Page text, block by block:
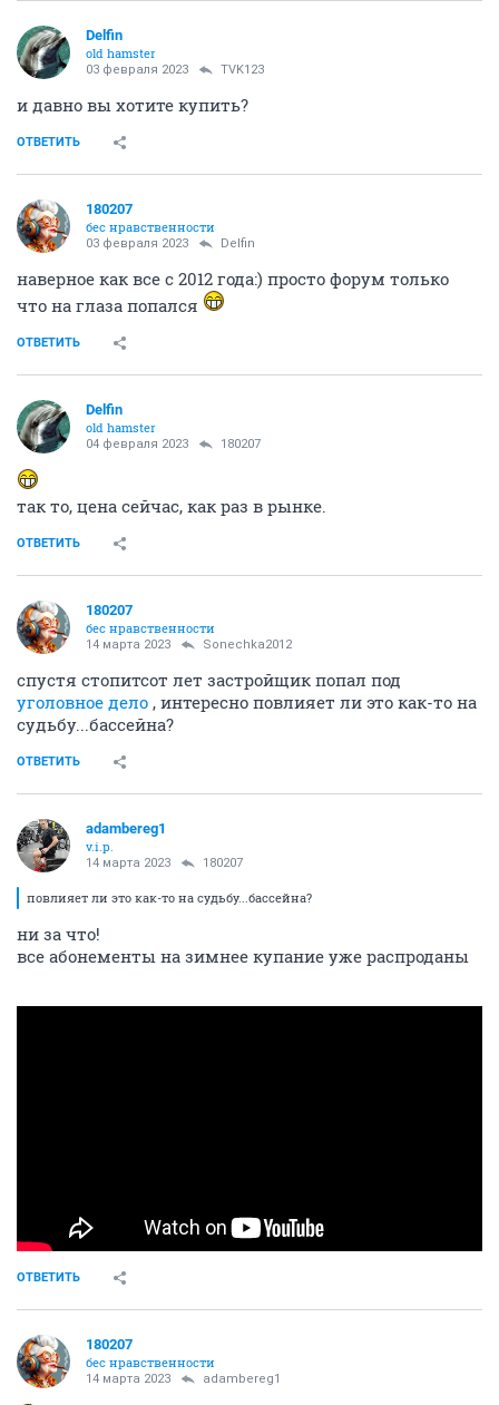
Delfin
old hamster
03 февраля 2023 TVK123
и давно вы хотите купить?
ОТВЕТИТЬ
180207
бес нравственности
03 февраля 2023 Delfin
наверное как все с 2012 года:) просто форум только
что на глаза попался
ОТВЕТИТЬ
Delfin
old hamster
04 февраля 2023 180207
так то, цена сейчас, как раз в рынке.
ОТВЕТИТЬ
180207
бес нравственности
14 марта 2023 Sonechka2012
спустя стопитсот лет застройщик попал под
уголовное дело , интересно повлияет ли это как-то на
судьбу...бассейна?
ОТВЕТИТЬ
adambereg1
v.i.p.
14 марта 2023 180207
повлияет ли это как-то на судьбу...бассейна?
ни за что!
все абонементы на зимнее купание уже распроданы
ОТВЕТИТЬ
180207
бес нравственности
14 марта 2023 adambereg1